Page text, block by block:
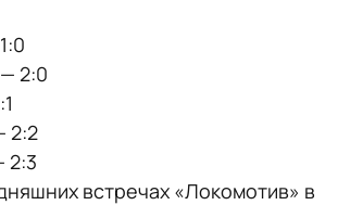
2:0
2:2
2:3
встречах «Локомотив» в